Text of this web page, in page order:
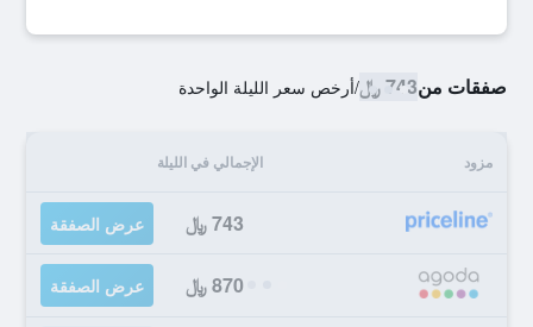
صفقات من743 ﷼ /أرخص سعر الليلة الواحدة
مزود الإجمالي في الليلة
743 ﷼ عرض الصفقة
870 ﷼ عرض الصفقة